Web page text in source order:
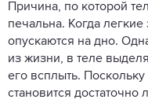
Причина, по которой
печальна. Когда
опускаются на дно.
из жизни, в теле
его всплыть.
становится достаточно